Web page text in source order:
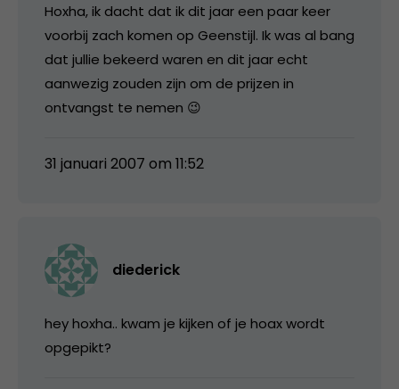
Hoxha, ik dacht dat ik dit jaar een paar keer
voorbij zach komen op Geenstijl. Ik was al bang
dat jullie bekeerd waren en dit jaar echt
aanwezig zouden zijn om de prijzen in
ontvangst te nemen 😉
31 januari 2007 om 11:52
diederick
hey hoxha.. kwam je kijken of je hoax wordt
opgepikt?